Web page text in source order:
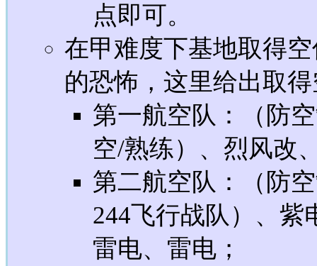
点即可。
在甲难度下基地取得
的恐怖，这里给出取
第一航空队：（防
空/熟练）、烈风改
第二航空队：（防
244飞行战队）、紫
雷电、雷电；